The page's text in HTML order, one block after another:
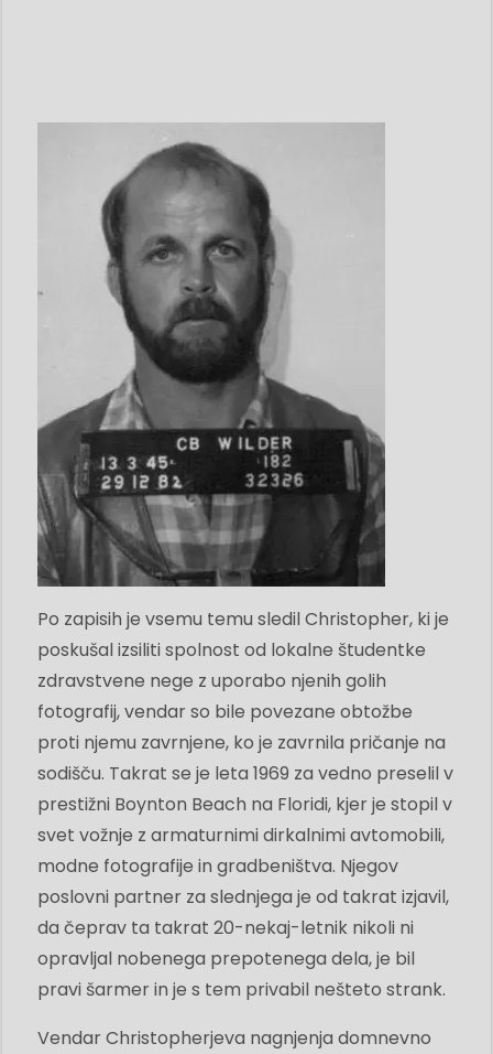
Po zapisih je vsemu temu sledil Christopher, ki je
poskušal izsiliti spolnost od lokalne študentke
zdravstvene nege z uporabo njenih golih
fotografij, vendar so bile povezane obtožbe
proti njemu zavrnjene, ko je zavrnila pričanje na
sodišču. Takrat se je leta 1969 za vedno preselil v
prestižni Boynton Beach na Floridi, kjer je stopil v
svet vožnje z armaturnimi dirkalnimi avtomobili,
modne fotografije in gradbeništva. Njegov
poslovni partner za slednjega je od takrat izjavil,
da čeprav ta takrat 20-nekaj-letnik nikoli ni
opravljal nobenega prepotenega dela, je bil
pravi šarmer in je s tem privabil nešteto strank.
Vendar Christopherjeva nagnjenja domnevno